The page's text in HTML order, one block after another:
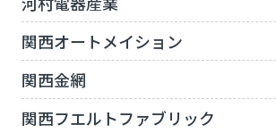
関西オートメイション
関西金網
関西フエルトファブリック